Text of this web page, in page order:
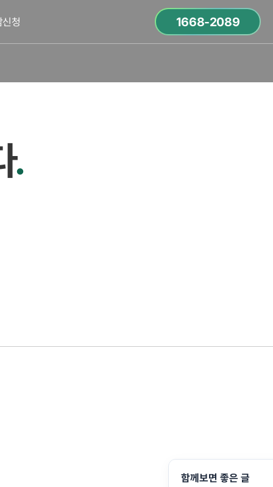
신청 1668-2089
.
함께보면 좋은 글